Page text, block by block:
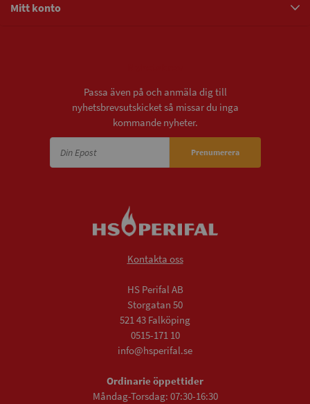
Mitt konto
Passa även på och anmäla dig till
nyhetsbrevsutskicket så missar du inga
kommande nyheter.
Prenumerera
Kontakta oss
HS Perifal AB
Storgatan 50
521 43 Falköping
0515-171 10
info@hsperifal.se
Ordinarie öppettider
Måndag-Torsdag: 07:30-16:30